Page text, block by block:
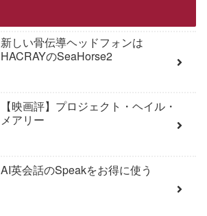
新しい骨伝導ヘッドフォンは
HACRAYのSeaHorse2
【映画評】プロジェクト・ヘイル・
メアリー
AI英会話のSpeakをお得に使う